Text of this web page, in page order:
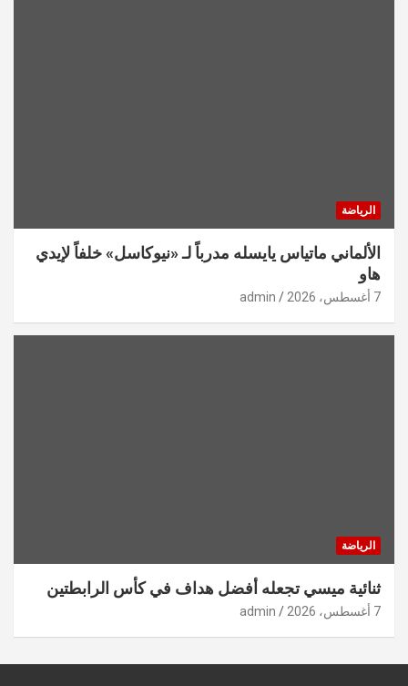
الرياضة
الألماني ماتياس يايسله مدرباً لـ «نيوكاسل» خلفاً لإيدي
هاو
7 أغسطس، 2026 admin
الرياضة
ثنائية ميسي تجعله أفضل هداف في كأس الرابطتين
7 أغسطس، 2026 admin